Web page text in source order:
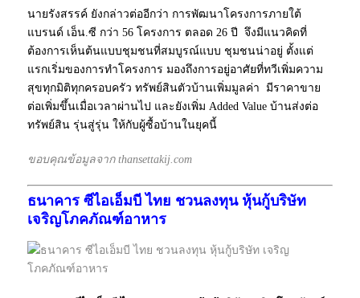
นายรังสรรค์ ยังกล่าวต่ออีกว่า การพัฒนาโครงการภายใต้
แบรนด์ เอ็น.ซี กว่า 56 โครงการ ตลอด 26 ปี จึงมีแนวคิดที่
ต้องการเห็นต้นแบบชุมชนที่สมบูรณ์แบบ ชุมชนน่าอยู่ ตั้งแต่
แรกเริ่มของการทำโครงการ มองถึงการอยู่อาศัยที่ทวีเพิ่มความ
สุขทุกมิติทุกครอบครัว ทรัพย์สินตัวบ้านเพิ่มมูลค่า มีราคาขาย
ต่อเพิ่มขึ้นเมื่อเวลาผ่านไป และยังเพิ่ม Added Value บ้านส่งต่อ
ทรัพย์สิน รุ่นสู่รุ่น ให้กับผู้ซื้อบ้านในยุคนี้
ขอบคุณข้อมูลจาก thansettakij.com
ธนาคาร ซีไอเอ็มบี ไทย ชวนลงทุน หุ้นกู้บริษัท
เจริญโภคภัณฑ์อาหาร